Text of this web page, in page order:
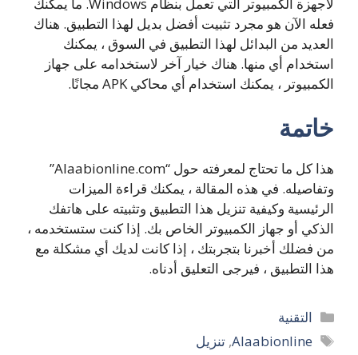
فعله الآن هو مجرد تثبيت أفضل بديل لهذا التطبيق. هناك
العديد من البدائل لهذا التطبيق في السوق ، يمكنك
استخدام أي منها. هناك خيار آخر لاستخدامه على جهاز
الكمبيوتر ، يمكنك استخدام أي محاكي APK مجانًا.
خاتمة
هذا كل ما تحتاج لمعرفته حول “Alaabionline.com”
وتفاصيله. في هذه المقالة ، يمكنك قراءة الميزات
الرئيسية وكيفية تنزيل هذا التطبيق وتثبيته على هاتفك
الذكي أو جهاز الكمبيوتر الخاص بك. إذا كنت ستستخدمه ،
من فضلك أخبرنا بتجربتك ، إذا كانت لديك أي مشكلة مع
هذا التطبيق ، فيرجى التعليق أدناه.
التصنيفات
التقنية
الوسوم
Alaabionline
,تنزيل